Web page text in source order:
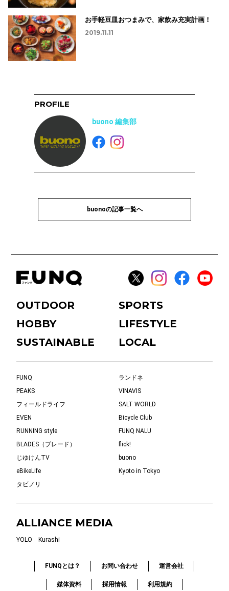
お手軽豆皿おつまみで、家飲み充実計画！
2019.11.11
PROFILE
buono 編集部
buonoの記事一覧へ
OUTDOOR
SPORTS
HOBBY
LIFESTYLE
SUSTAINABLE
LOCAL
FUNQ
ランドネ
PEAKS
VINAVIS
フィールドライフ
SALT WORLD
EVEN
Bicycle Club
RUNNING style
FUNQ NALU
BLADES（ブレード）
flick!
じゆけんTV
buono
eBikeLife
Kyoto in Tokyo
タビノリ
ALLIANCE MEDIA
YOLO Kurashi
FUNQとは？ お問い合わせ 運営会社
媒体資料 採用情報 利用規約